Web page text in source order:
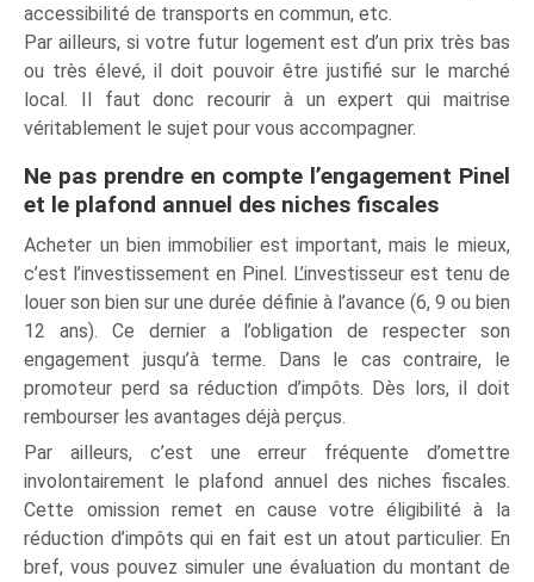
accessibilité de transports en commun, etc.
Par ailleurs, si votre futur logement est d’un prix très bas
ou très élevé, il doit pouvoir être justifié sur le marché
local. Il faut donc recourir à un expert qui maitrise
véritablement le sujet pour vous accompagner.
Ne pas prendre en compte l’engagement Pinel
et le plafond annuel des niches fiscales
Acheter un bien immobilier est important, mais le mieux,
c’est l’investissement en Pinel. L’investisseur est tenu de
louer son bien sur une durée définie à l’avance (6, 9 ou bien
12 ans). Ce dernier a l’obligation de respecter son
engagement jusqu’à terme. Dans le cas contraire, le
promoteur perd sa réduction d’impôts. Dès lors, il doit
rembourser les avantages déjà perçus.
Par ailleurs, c’est une erreur fréquente d’omettre
involontairement le plafond annuel des niches fiscales.
Cette omission remet en cause votre éligibilité à la
réduction d’impôts qui en fait est un atout particulier. En
bref, vous pouvez simuler une évaluation du montant de